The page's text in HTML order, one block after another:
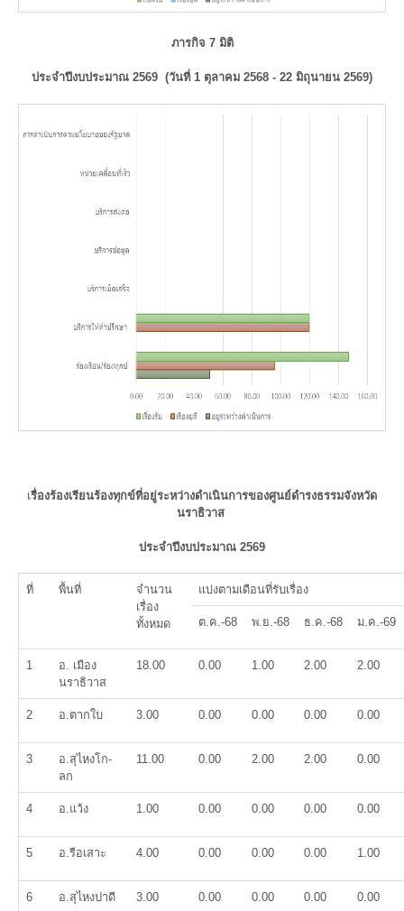
ภารกิจ 7 มิติ
ประจำปีงบประมาณ 2569 (วันที่ 1 ตุลาคม 2568 - 22 มิถุนายน 2569)
เรื่องร้องเรียนร้องทุกข์ที่อยู่ระหว่างดำเนินการของศูนย์ดำรงธรรมจังหวัด
นราธิวาส
ประจำปีงบประมาณ 2569
ที่ พื้นที่
จำนวน
เรื่อง
ทั้งหมด
แบ่งตามเดือนที่รับเรื่อง
ต.ค.-68 พ.ย.-68 ธ.ค.-68 ม.ค.-69
1
อ. เมือง
นราธิวาส
18.00 0.00 1.00 2.00 2.00
2 อ.ตากใบ 3.00 0.00 0.00 0.00 0.00
3
อ.สุไหงโก-
ลก
11.00 0.00 2.00 2.00 0.00
4 อ.แว้ง 1.00 0.00 0.00 0.00 0.00
5 อ.รือเสาะ 4.00 0.00 0.00 0.00 1.00
6 อ.สุไหงปาดี 3.00 0.00 0.00 0.00 0.00